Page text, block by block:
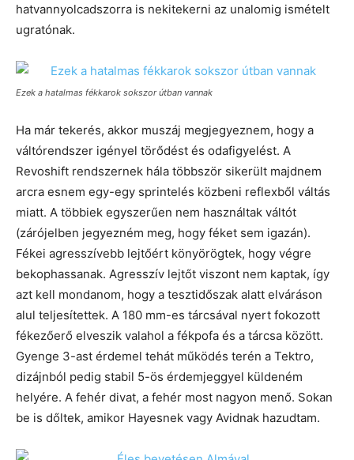
hatvannyolcadszorra is nekitekerni az unalomig ismételt
ugratónak.
Ezek a hatalmas fékkarok sokszor útban vannak
Ha már tekerés, akkor muszáj megjegyeznem, hogy a
váltórendszer igényel törődést és odafigyelést. A
Revoshift rendszernek hála többször sikerült majdnem
arcra esnem egy-egy sprintelés közbeni reflexből váltás
miatt. A többiek egyszerűen nem használtak váltót
(zárójelben jegyezném meg, hogy féket sem igazán).
Fékei agresszívebb lejtőért könyörögtek, hogy végre
bekophassanak. Agresszív lejtőt viszont nem kaptak, így
azt kell mondanom, hogy a tesztidőszak alatt elváráson
alul teljesítettek. A 180 mm-es tárcsával nyert fokozott
fékezőerő elveszik valahol a fékpofa és a tárcsa között.
Gyenge 3-ast érdemel tehát működés terén a Tektro,
dizájnból pedig stabil 5-ös érdemjeggyel küldeném
helyére. A fehér divat, a fehér most nagyon menő. Sokan
be is dőltek, amikor Hayesnek vagy Avidnak hazudtam.